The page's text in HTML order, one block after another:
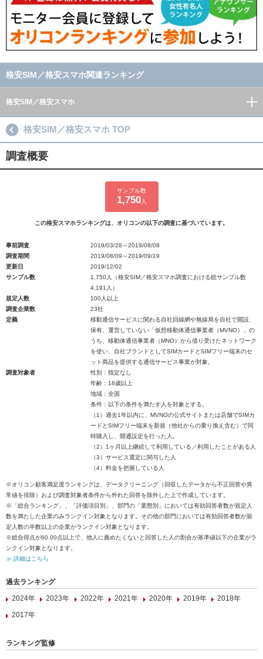
格安SIM／格安スマホ関連ランキング
格安SIM／格安スマホ
格安SIM／格安スマホ TOP
調査概要
サンプル数
1,750人
この格安スマホランキングは、オリコンの以下の調査に基づいています。
事前調査
2019/03/28～2019/08/08
調査期間
2019/08/09～2019/09/19
更新日
2019/12/02
サンプル数
1,750人（格安SIM／格安スマホ調査における総サンプル数
4,191人）
規定人数
100人以上
調査企業数
23社
定義
移動通信サービスに関わる自社回線網や無線局を自社で開設、
保有、運営していない「仮想移動体通信事業者（MVNO）」の
うち、移動体通信事業者（MNO）から借り受けたネットワーク
を使い、自社ブランドとしてSIMカードとSIMフリー端末のセ
ット商品を提供する通信サービス事業が対象。
調査対象者
性別：指定なし
年齢：18歳以上
地域：全国
条件：以下の条件を満たす人を対象とする。
（1）過去1年以内に、MVNOの公式サイトまたは店舗でSIMカ
ードとSIMフリー端末を新規（他社からの乗り換え含む）で同
時購入し、開通設定を行った人。
（2）1ヶ月以上継続して利用している／利用したことがある人
（3）サービス選定に関与した人
（4）料金を把握している人
※オリコン顧客満足度ランキングは、データクリーニング（回収したデータから不正回答や異
常値を排除）および調査対象者条件から外れた回答を除外した上で作成しています。
※「総合ランキング」、「評価項目別」、部門の「業態別」においては有効回答者数が規定人
数を満たした企業のみランクイン対象となります。その他の部門においては有効回答者数が規
定人数の半数以上の企業がランクイン対象となります。
※総合得点が60.00点以上で、他人に薦めたくないと回答した人の割合が基準値以下の企業がラ
ンクイン対象となります。
≫ 詳細はこちら
過去ランキング
2024年
2023年 2022年 2021年 2020年 2019年
2018年
2017年
ランキング監修